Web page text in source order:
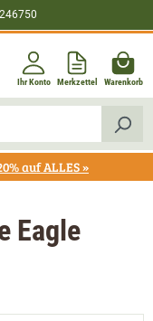
Ihr Konto Merkzettel Warenkorb
auf ALLES »
Eagle